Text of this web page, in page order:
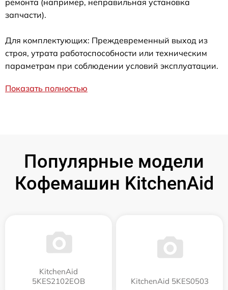
ремонта (например, неправильная установка
запчасти).
Для комплектующих: Преждевременный выход из
строя, утрата работоспособности или техническим
параметрам при соблюдении условий эксплуатации.
Показать полностью
Популярные модели
Кофемашин KitchenAid
KitchenAid
5KES2102EOB
KitchenAid 5KES0503